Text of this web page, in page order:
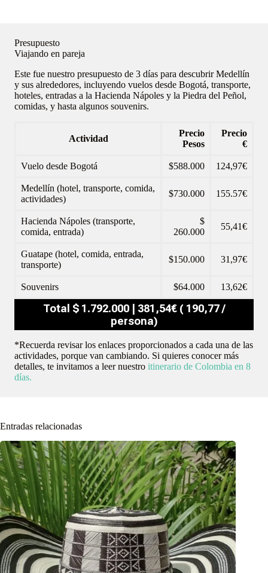
Presupuesto
Viajando en pareja
Este fue nuestro presupuesto de 3 días para descubrir Medellín
y sus alrededores, incluyendo vuelos desde Bogotá, transporte,
hoteles, entradas a la Hacienda Nápoles y la Piedra del Peñol,
comidas, y hasta algunos souvenirs.
Actividad
Precio
Pesos
Precio
€
Vuelo desde Bogotá $588.000 124,97€
Medellín (hotel, transporte, comida,
actividades)
$730.000 155.57€
Hacienda Nápoles (transporte,
comida, entrada)
$
260.000
55,41€
Guatape (hotel, comida, entrada,
transporte)
$150.000 31,97€
Souvenirs $64.000 13,62€
Total $ 1.792.000 | 381,54€ ( 190,77 /
persona)
*Recuerda revisar los enlaces proporcionados a cada una de las
actividades, porque van cambiando. Si quieres conocer más
detalles, te invitamos a leer nuestro itinerario de Colombia en 8
días.
Entradas relacionadas